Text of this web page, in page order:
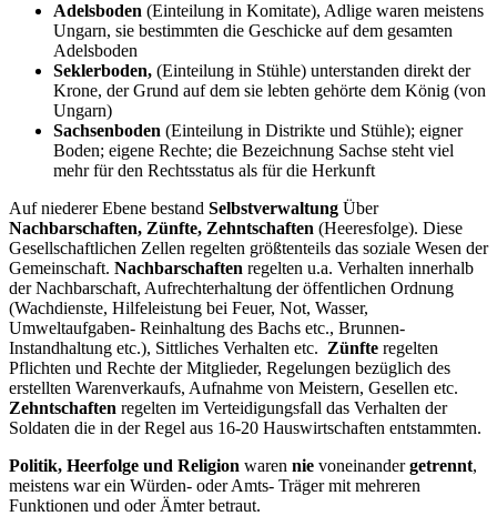
Adelsboden (Einteilung in Komitate), Adlige waren meistens
Ungarn, sie bestimmten die Geschicke auf dem gesamten
Adelsboden
Seklerboden, (Einteilung in Stühle) unterstanden direkt der
Krone, der Grund auf dem sie lebten gehörte dem König (von
Ungarn)
Sachsenboden (Einteilung in Distrikte und Stühle); eigner
Boden; eigene Rechte; die Bezeichnung Sachse steht viel
mehr für den Rechtsstatus als für die Herkunft
Auf niederer Ebene bestand Selbstverwaltung Über
Nachbarschaften, Zünfte, Zehntschaften (Heeresfolge). Diese
Gesellschaftlichen Zellen regelten größtenteils das soziale Wesen der
Gemeinschaft. Nachbarschaften regelten u.a. Verhalten innerhalb
der Nachbarschaft, Aufrechterhaltung der öffentlichen Ordnung
(Wachdienste, Hilfeleistung bei Feuer, Not, Wasser,
Umweltaufgaben- Reinhaltung des Bachs etc., Brunnen-
Instandhaltung etc.), Sittliches Verhalten etc. Zünfte regelten
Pflichten und Rechte der Mitglieder, Regelungen bezüglich des
erstellten Warenverkaufs, Aufnahme von Meistern, Gesellen etc.
Zehntschaften regelten im Verteidigungsfall das Verhalten der
Soldaten die in der Regel aus 16-20 Hauswirtschaften entstammten.
Politik, Heerfolge und Religion waren nie voneinandergetrennt,
meistens war ein Würden- oder Amts- Träger mit mehreren
Funktionen und oder Ämter betraut.